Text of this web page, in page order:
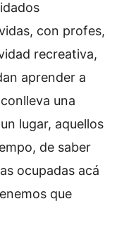
con profes,
recreativa,
aprender a
una
lugar, aquellos
de saber
ocupadas acá
que